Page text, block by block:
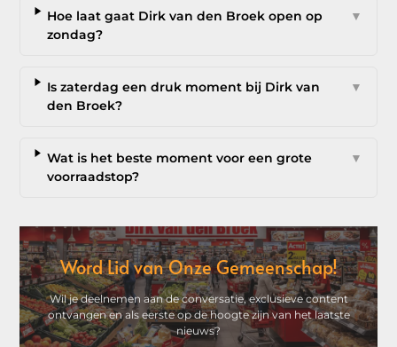
Hoe laat gaat Dirk van den Broek open op
zondag?
▼
Is zaterdag een druk moment bij Dirk van
den Broek?
▼
Wat is het beste moment voor een grote
voorraadstop?
▼
Word Lid van Onze Gemeenschap!
Wil je deelnemen aan de conversatie, exclusieve content
ontvangen en als eerste op de hoogte zijn van het laatste
nieuws?